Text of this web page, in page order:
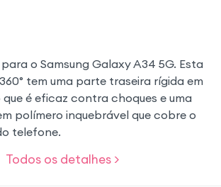
o Samsung Galaxy A34 5G. Esta
tem uma parte traseira rígida em
é eficaz contra choques e uma
polímero inquebrável que cobre o
telefone.
Todos os detalhes >